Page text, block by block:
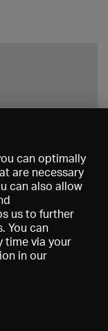
can optimally
are necessary
can also allow
us to further
You can
time via your
in our